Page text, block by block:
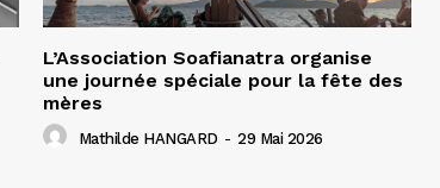
L’Association Soafianatra organise
une journée spéciale pour la fête des
mères
Mathilde HANGARD - 29 Mai 2026